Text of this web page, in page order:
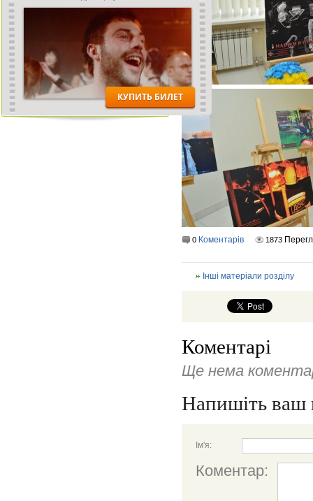
0 Коментарів 1873
Інші матеріали розділу
Коментарі
Ще нема
Напишіть ваш
Ім'я:
Коментар: